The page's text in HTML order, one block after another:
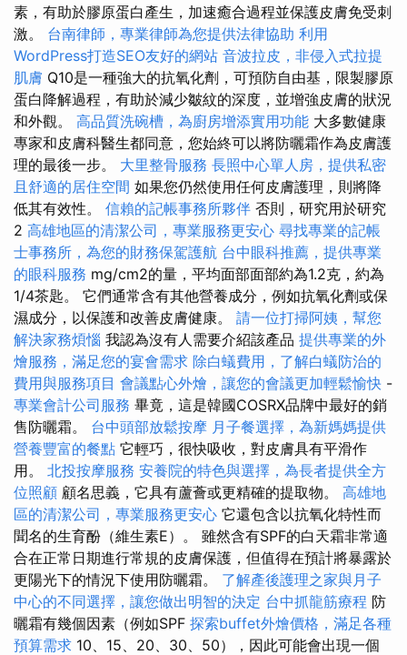
素，有助於膠原蛋白產生，加速癒合過程並保護皮膚免受刺
激。 台南律師，專業律師為您提供法律協助 利用
WordPress打造SEO友好的網站 音波拉皮，非侵入式拉提
肌膚 Q10是一種強大的抗氧化劑，可預防自由基，限製膠原
蛋白降解過程，有助於減少皺紋的深度，並增強皮膚的狀況
和外觀。 高品質洗碗槽，為廚房增添實用功能 大多數健康
專家和皮膚科醫生都同意，您始終可以將防曬霜作為皮膚護
理的最後一步。 大里整骨服務 長照中心單人房，提供私密
且舒適的居住空間 如果您仍然使用任何皮膚護理，則將降
低其有效性。 信賴的記帳事務所夥伴 否則，研究用於研究
2 高雄地區的清潔公司，專業服務更安心 尋找專業的記帳
士事務所，為您的財務保駕護航 台中眼科推薦，提供專業
的眼科服務 mg/cm2的量，平均面部面部約為1.2克，約為
1/4茶匙。 它們通常含有其他營養成分，例如抗氧化劑或保
濕成分，以保護和改善皮膚健康。 請一位打掃阿姨，幫您
解決家務煩惱 我認為沒有人需要介紹該產品 提供專業的外
燴服務，滿足您的宴會需求 除白蟻費用，了解白蟻防治的
費用與服務項目 會議點心外燴，讓您的會議更加輕鬆愉快 -
專業會計公司服務 畢竟，這是韓國COSRX品牌中最好的銷
售防曬霜。 台中頭部放鬆按摩 月子餐選擇，為新媽媽提供
營養豐富的餐點 它輕巧，很快吸收，對皮膚具有平滑作
用。 北投按摩服務 安養院的特色與選擇，為長者提供全方
位照顧 顧名思義，它具有蘆薈或更精確的提取物。 高雄地
區的清潔公司，專業服務更安心 它還包含以抗氧化特性而
聞名的生育酚（維生素E）。 雖然含有SPF的白天霜非常適
合在正常日期進行常規的皮膚保護，但值得在預計將暴露於
更陽光下的情況下使用防曬霜。 了解產後護理之家與月子
中心的不同選擇，讓您做出明智的決定 台中抓龍筋療程 防
曬霜有幾個因素（例如SPF 探索buffet外燴價格，滿足各種
預算需求 10、15、20、30、50），因此可能會出現一個